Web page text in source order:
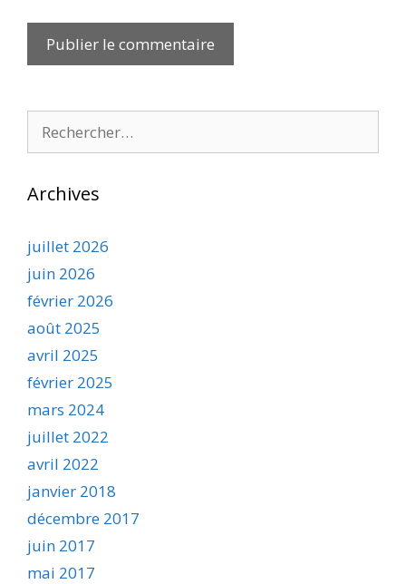
Archives
juillet 2026
juin 2026
février 2026
août 2025
avril 2025
février 2025
mars 2024
juillet 2022
avril 2022
janvier 2018
décembre 2017
juin 2017
mai 2017